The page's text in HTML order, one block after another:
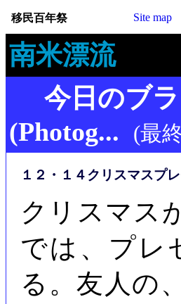
移民百年祭 Site map
南米漂流
今日のブ
(Photog...
(最
１２・１４クリスマスプ
クリスマス
では、プレ
る。友人の